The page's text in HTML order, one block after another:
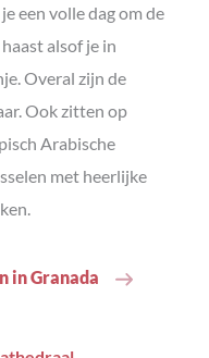
een volle dag om de
alsof je in
Overal zijn de
Ook zitten op
Arabische
met heerlijke
in Granada